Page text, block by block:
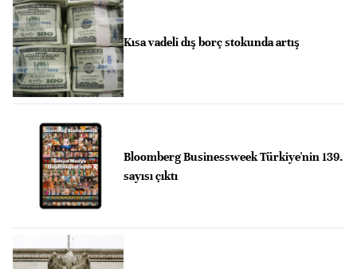
Kısa vadeli dış borç stokunda artış
Bloomberg Businessweek Türkiye'nin 139.
sayısı çıktı